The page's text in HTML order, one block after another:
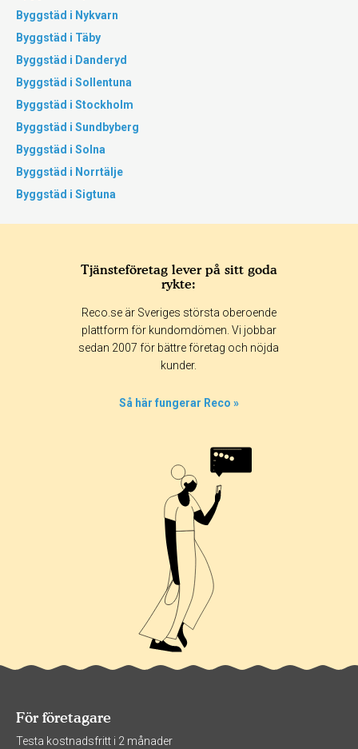
Byggstäd i Nykvarn
Byggstäd i Täby
Byggstäd i Danderyd
Byggstäd i Sollentuna
Byggstäd i Stockholm
Byggstäd i Sundbyberg
Byggstäd i Solna
Byggstäd i Norrtälje
Byggstäd i Sigtuna
Tjänsteföretag lever på sitt goda
rykte:
Reco.se är Sveriges största oberoende
plattform för kundomdömen. Vi jobbar
sedan 2007 för bättre företag och nöjda
kunder.
Så här fungerar Reco »
För företagare
Testa kostnadsfritt i 2 månader